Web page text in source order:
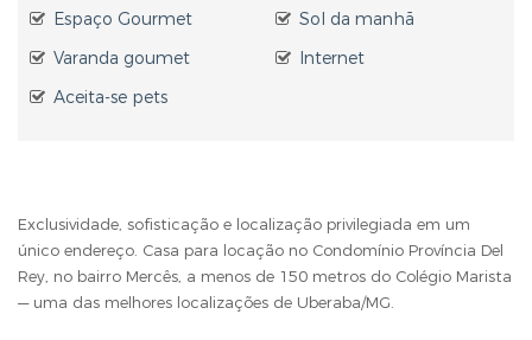
Espaço Gourmet
Sol da manhã
Varanda goumet
Internet
Aceita-se pets
Exclusividade, sofisticação e localização privilegiada em um
único endereço. Casa para locação no Condomínio Província Del
Rey, no bairro Mercês, a menos de 150 metros do Colégio Marista
— uma das melhores localizações de Uberaba/MG.